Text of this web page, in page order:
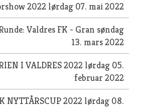
2022 lørdag 07. mai 2022
Valdres FK - Gran søndag
13. mars 2022
I VALDRES 2022 lørdag 05.
februar 2022
NYTTÅRSCUP 2022 lørdag 08.